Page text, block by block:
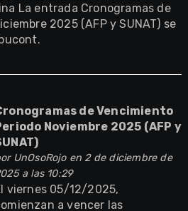
La entrada Cronogramas de
2025 (AFP y SUNAT) se
de Vencimiento
Noviembre 2025 (AFP y
UnOsoRojoen 2 de diciembre de
a las 10:29
viernes 05/12/2025,
a vencer las